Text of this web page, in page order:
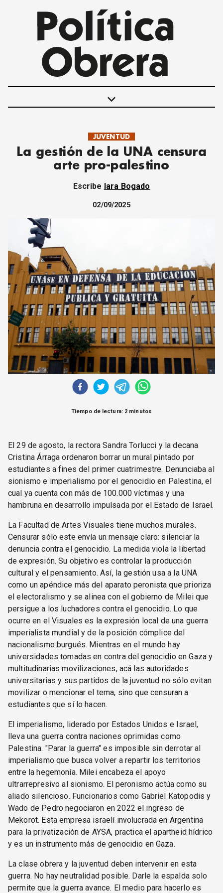
keyboard_arrow_down
POLÍTICAS
INTERNACIONALES
MOVIMIENTO OBRERO
ECONOMÍA
SOCIEDAD Y CULTURA
DECLARACIONES
OPINIÓN
ALTAMIRA RESPONDE
Política Obrera Revista
JUVENTUD
La gestión de la UNA censura
arte pro-palestino
Escribe Iara Bogado
02/09/2025
Tiempo de lectura: 2 minutos
El 29 de agosto, la rectora Sandra Torlucci y la decana
Cristina Árraga ordenaron borrar un mural pintado por
estudiantes a fines del primer cuatrimestre. Denunciaba al
sionismo e imperialismo por el genocidio en Palestina, el
cual ya cuenta con más de 100.000 víctimas y una
hambruna en desarrollo impulsada por el Estado de Israel.
La Facultad de Artes Visuales tiene muchos murales.
Censurar sólo este envía un mensaje claro: silenciar la
denuncia contra el genocidio. La medida viola la libertad
de expresión. Su objetivo es controlar la producción
cultural y el pensamiento. Así, la gestión usa a la UNA
como un apéndice más del aparato peronista que prioriza
el electoralismo y se alinea con el gobierno de Milei que
persigue a los luchadores contra el genocidio. Lo que
ocurre en el Visuales es la expresión local de una guerra
imperialista mundial y de la posición cómplice del
nacionalismo burgués. Mientras en el mundo hay
universidades tomadas en contra del genocidio en Gaza y
multitudinarias movilizaciones, acá las autoridades
universitarias y sus partidos de la juventud no sólo evitan
movilizar o mencionar el tema, sino que censuran a
estudiantes que sí lo hacen.
El imperialismo, liderado por Estados Unidos e Israel,
lleva una guerra contra naciones oprimidas como
Palestina. "Parar la guerra" es imposible sin derrotar al
imperialismo que busca volver a repartir los territorios
entre la hegemonía. Milei encabeza el apoyo
ultrarrepresivo al sionismo. El peronismo actúa como su
aliado silencioso. Funcionarios como Gabriel Katopodis y
Wado de Pedro negociaron en 2022 el ingreso de
Mekorot. Esta empresa israelí involucrada en Argentina
para la privatización de AYSA, practica el apartheid hídrico
y es un instrumento más de genocidio en Gaza.
La clase obrera y la juventud deben intervenir en esta
guerra. No hay neutralidad posible. Darle la espalda solo
permite que la guerra avance. El medio para hacerlo es